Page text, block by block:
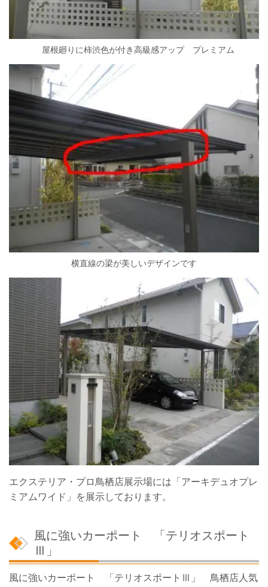
屋根廻りに柿渋色が付き高級感アップ プレミアム
横直線の梁が美しいデザインです
エクステリア・プロ鳥栖店展示場には「アーキデュオプレ
ミアムワイド」を展示しております。
風に強いカーポート 「テリオスポート
Ⅲ」
風に強いカーポート 「テリオスポートⅢ」 鳥栖店人気